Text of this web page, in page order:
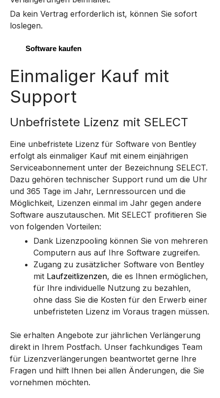
Da kein Vertrag erforderlich ist, können Sie sofort
loslegen.
Software kaufen
Einmaliger Kauf mit
Support
Unbefristete Lizenz mit SELECT
Eine unbefristete Lizenz für Software von Bentley
erfolgt als einmaliger Kauf mit einem einjährigen
Serviceabonnement unter der Bezeichnung SELECT.
Dazu gehören technischer Support rund um die Uhr
und 365 Tage im Jahr, Lernressourcen und die
Möglichkeit, Lizenzen einmal im Jahr gegen andere
Software auszutauschen. Mit SELECT profitieren Sie
von folgenden Vorteilen:
Dank Lizenzpooling können Sie von mehreren
Computern aus auf Ihre Software zugreifen.
Zugang zu zusätzlicher Software von Bentley
mit Laufzeitlizenzen, die es Ihnen ermöglichen,
für Ihre individuelle Nutzung zu bezahlen,
ohne dass Sie die Kosten für den Erwerb einer
unbefristeten Lizenz im Voraus tragen müssen.
Sie erhalten Angebote zur jährlichen Verlängerung
direkt in Ihrem Postfach. Unser fachkundiges Team
für Lizenzverlängerungen beantwortet gerne Ihre
Fragen und hilft Ihnen bei allen Änderungen, die Sie
vornehmen möchten.